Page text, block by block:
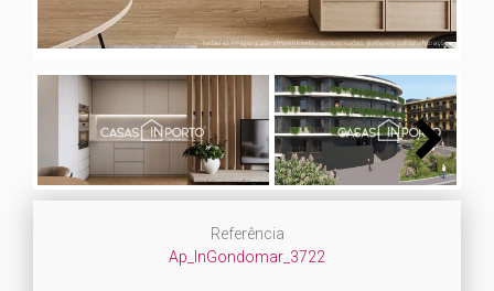
Next
Referência
Ap_InGondomar_3722